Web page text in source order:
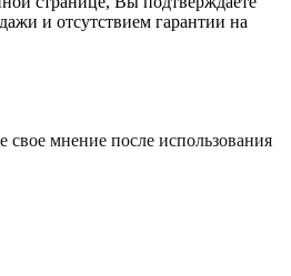
и отсутствием гарантии на
свое мнение после использования